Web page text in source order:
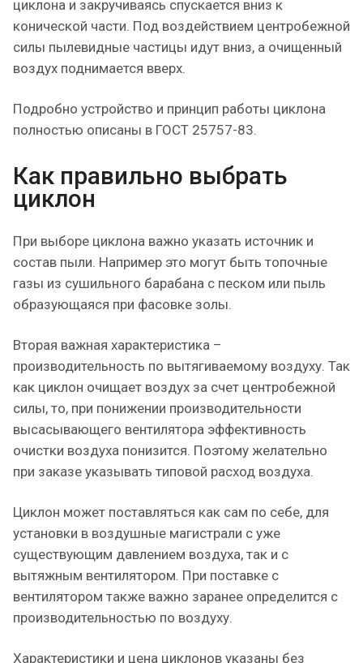
циклона и закручиваясь спускается вниз к
конической части. Под воздействием центробежной
силы пылевидные частицы идут вниз, а очищенный
воздух поднимается вверх.
Подробно устройство и принцип работы циклона
полностью описаны в ГОСТ 25757-83.
Как правильно выбрать
циклон
При выборе циклона важно указать источник и
состав пыли. Например это могут быть топочные
газы из сушильного барабана с песком или пыль
образующаяся при фасовке золы.
Вторая важная характеристика –
производительность по вытягиваемому воздуху. Так
как циклон очищает воздух за счет центробежной
силы, то, при понижении производительности
высасывающего вентилятора эффективность
очистки воздуха понизится. Поэтому желательно
при заказе указывать типовой расход воздуха.
Циклон может поставляться как сам по себе, для
установки в воздушные магистрали с уже
существующим давлением воздуха, так и с
вытяжным вентилятором. При поставке с
вентилятором также важно заранее определится с
производительностью по воздуху.
Характеристики и цена циклонов указаны без